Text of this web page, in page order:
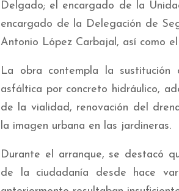
Delgado; el encargado de la
encargado de la Delegación de
Antonio López Carbajal, así como
La obra contempla la
asfáltica por concreto hidráulico,
de la vialidad, renovación del
la imagen urbana en las jardineras.
Durante el arranque, se destacó
de la ciudadanía desde hace